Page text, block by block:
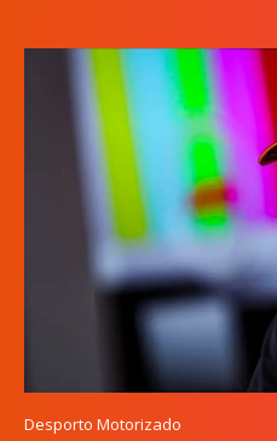
Desporto Motorizado